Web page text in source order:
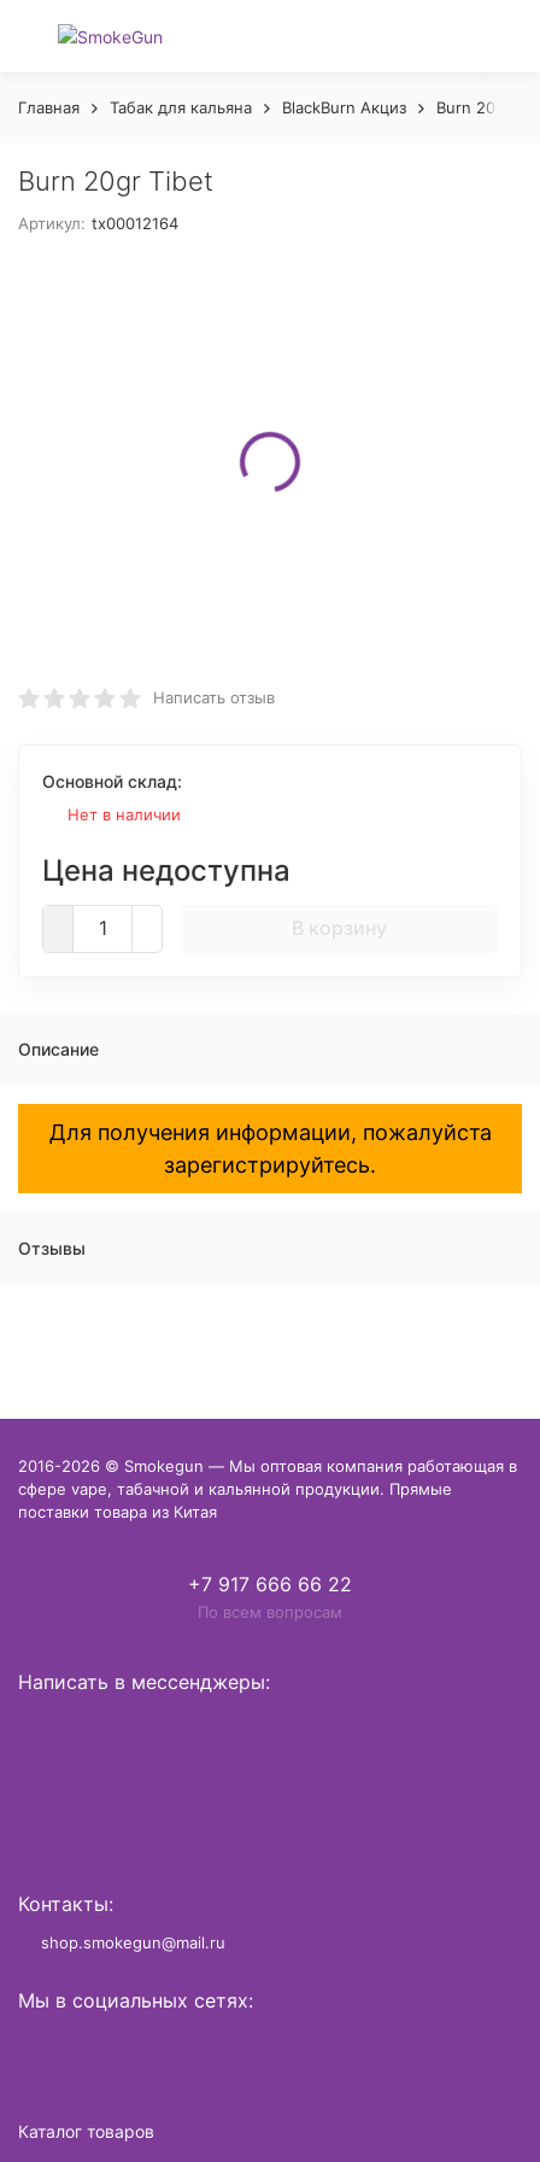
Главная Табак для кальяна BlackBurn Акциз Burn 20 gr
Burn 20gr Tibet
Артикул: tx00012164
Написать отзыв
Основной склад:
Нет в наличии
Цена недоступна
В корзину
Описание
Для получения информации, пожалуйста
зарегистрируйтесь.
Отзывы
2016-2026 © Smokegun — Мы оптовая компания работающая в
сфере vape, табачной и кальянной продукции. Прямые
поставки товара из Китая
+7 917 666 66 22
По всем вопросам
Написать в мессенджеры:
Контакты:
shop.smokegun@mail.ru
Мы в социальных сетях:
Каталог товаров